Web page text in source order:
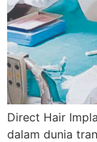
Direct Hair
dalam dunia